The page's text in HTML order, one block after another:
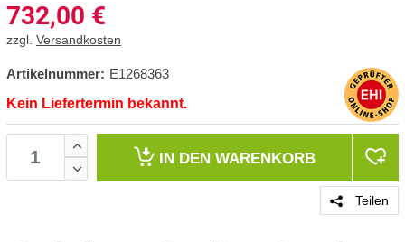
732,00 €
zzgl. Versandkosten
Artikelnummer: E1268363
Kein Liefertermin bekannt.
IN DEN WARENKORB
Teilen